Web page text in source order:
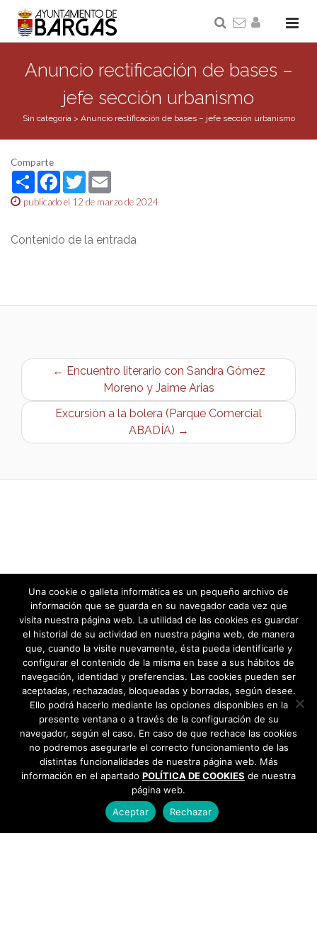
Anuncio rectificación de bases –
jefe sección urbanismo
Sin categoría> Anuncio rectificación de bases – jefe sección urbanismo
Comparte
ShareFacebook
Twitter
publicado el 12 de marzo de 2024
Contenido de la entrada
← Encuentro literario con Sandra Gómez
Moreno y Jaime Arias
Excursión a la bolera (Parque Comercial
ABADÍA) →
Una cookie o galleta informática es un pequeño archivo de
información que se guarda en su navegador cada vez que
visita nuestra página web. La utilidad de las cookies es guardar
el historial de su actividad en nuestra página web, de manera
que, cuando la visite nuevamente, ésta pueda identificarle y
configurar el contenido de la misma en base a sus hábitos de
navegación, identidad y preferencias. Las cookies pueden ser
aceptadas, rechazadas, bloqueadas y borradas, según desee.
Ello podrá hacerlo mediante las opciones disponibles en la
presente ventana o a través de la configuración de su
navegador, según el caso. En caso de que rechace las cookies
no podremos asegurarle el correcto funcionamiento de las
distintas funcionalidades de nuestra página web. Más
información en el apartado POLÍTICA DE COOKIES de nuestra
página web.
Aceptar
Rechazar